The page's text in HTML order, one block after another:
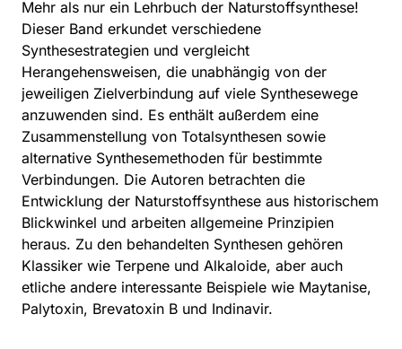
Mehr als nur ein Lehrbuch der Naturstoffsynthese!
Dieser Band erkundet verschiedene
Synthesestrategien und vergleicht
Herangehensweisen, die unabhängig von der
jeweiligen Zielverbindung auf viele Synthesewege
anzuwenden sind. Es enthält außerdem eine
Zusammenstellung von Totalsynthesen sowie
alternative Synthesemethoden für bestimmte
Verbindungen. Die Autoren betrachten die
Entwicklung der Naturstoffsynthese aus historischem
Blickwinkel und arbeiten allgemeine Prinzipien
heraus. Zu den behandelten Synthesen gehören
Klassiker wie Terpene und Alkaloide, aber auch
etliche andere interessante Beispiele wie Maytanise,
Palytoxin, Brevatoxin B und Indinavir.